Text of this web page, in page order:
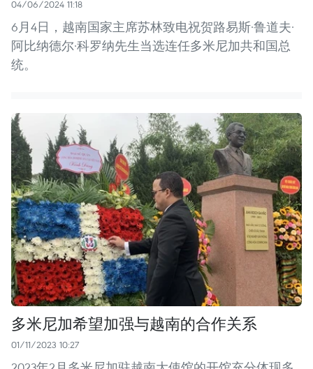
04/06/2024 11:18
6月4日，越南国家主席苏林致电祝贺路易斯·鲁道夫·
阿比纳德尔·科罗纳先生当选连任多米尼加共和国总
统。
多米尼加希望加强与越南的合作关系
01/11/2023 10:27